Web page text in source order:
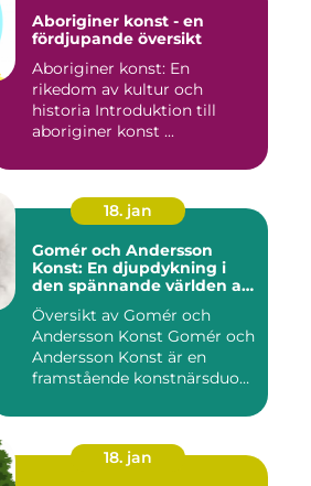
Aboriginer konst - en
fördjupande översikt
Aboriginer konst: En
rikedom av kultur och
historia Introduktion till
aboriginer konst ...
18. jan
Gomér och Andersson
Konst: En djupdykning i
den spännande världen av
konst
Översikt av Gomér och
Andersson Konst Gomér och
Andersson Konst är en
framstående konstnärsduo
18. jan